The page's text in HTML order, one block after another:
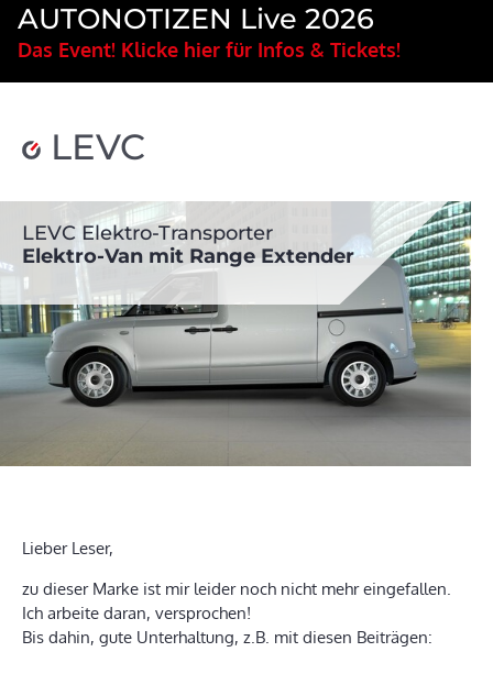
AUTONOTIZEN Live 2026
Das Event! Klicke hier für Infos & Tickets!
LEVC
LEVC Elektro-Transporter
Elektro-Van mit Range Extender
Lieber Leser,
zu dieser Marke ist mir leider noch nicht mehr eingefallen.
Ich arbeite daran, versprochen!
Bis dahin, gute Unterhaltung, z.B. mit diesen Beiträgen: